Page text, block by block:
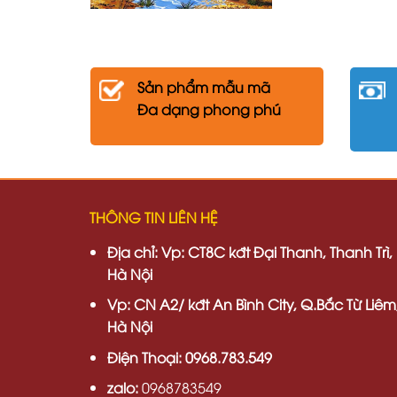
Sản phẩm mẫu mã
Đa dạng phong phú
THÔNG TIN LIÊN HỆ
Địa chỉ:Vp: CT8C kđt Đại Thanh, Thanh Trì,
Hà Nội
Vp:CN A2/ kđt An Bình City, Q.Bắc Từ
Hà Nội
Điện Thoại: 0968.783.549
zalo:0968783549